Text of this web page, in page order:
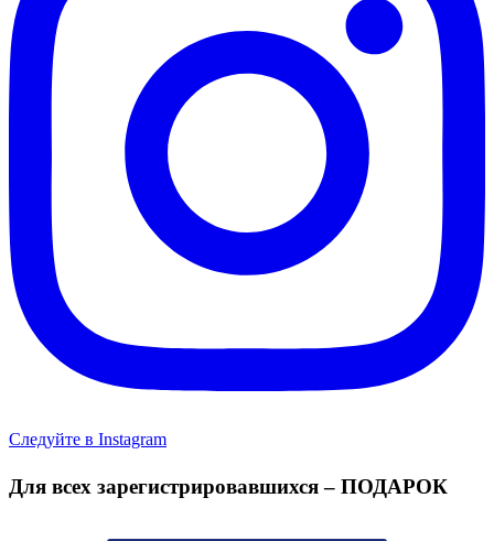
Следуйте в Instagram
Для всех зарегистрировавшихся – ПОДАРОК